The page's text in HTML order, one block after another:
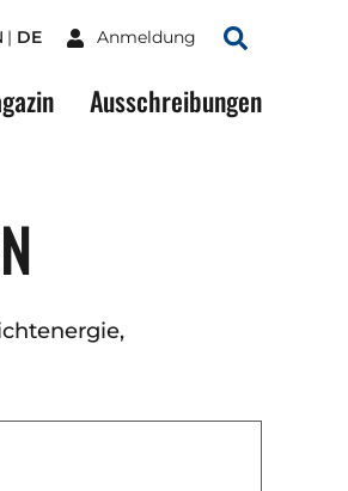
DE Anmeldung
Suchen
Ausschreibungen